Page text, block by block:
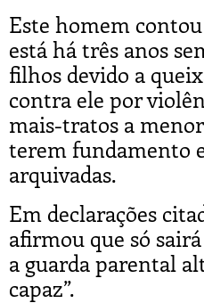
Este homem
está há três anos
filhos devido a
contra ele por
mais-tratos a
terem fundamento
arquivadas.
Em declarações
afirmou que só
a guarda parental
capaz”.